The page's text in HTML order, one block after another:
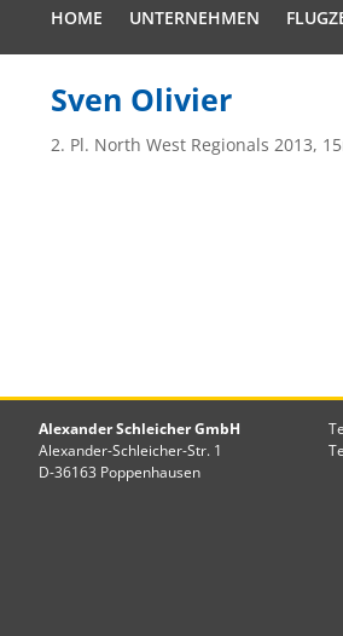
HOME UNTERNEHMEN
Sven Olivier
2. Pl. North West Regionals 2013,
Alexander Schleicher GmbH
Alexander-Schleicher-Str. 1
D-36163 Poppenhausen